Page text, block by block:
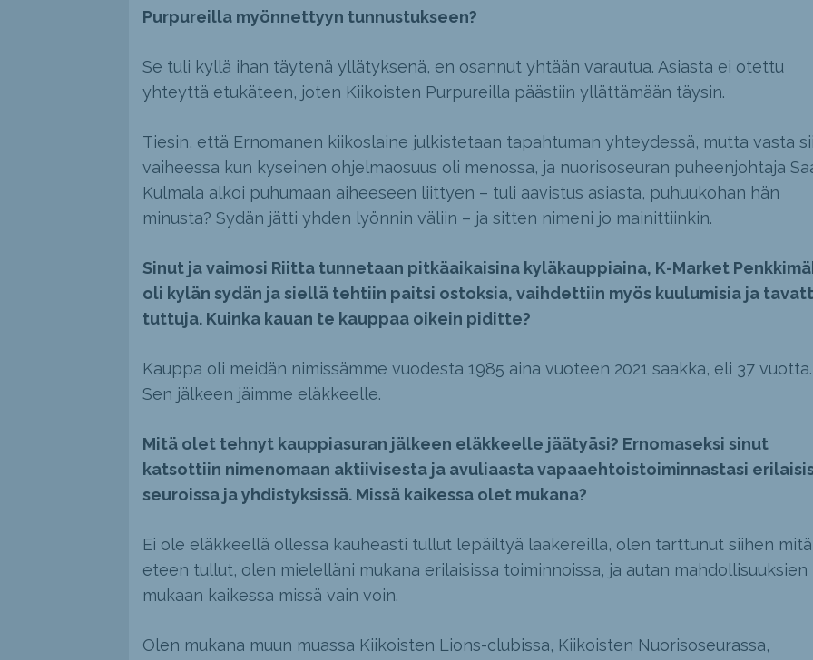
Purpureilla myönnettyyn tunnustukseen?
Se tuli kyllä ihan täytenä yllätyksenä, en osannut yhtään varautua. Asiasta ei otettu
yhteyttä etukäteen, joten Kiikoisten Purpureilla päästiin yllättämään täysin.
Tiesin, että Ernomanen kiikoslaine julkistetaan tapahtuman yhteydessä, mutta vasta
vaiheessa kun kyseinen ohjelmaosuus oli menossa, ja nuorisoseuran puheenjohtaja
Kulmala alkoi puhumaan aiheeseen liittyen – tuli aavistus asiasta, puhuukohan hän
minusta? Sydän jätti yhden lyönnin väliin – ja sitten nimeni jo mainittiinkin.
Sinut ja vaimosi Riitta tunnetaan pitkäaikaisina kyläkauppiaina, K-Market
oli kylän sydän ja siellä tehtiin paitsi ostoksia, vaihdettiin myös kuulumisia ja
tuttuja. Kuinka kauan te kauppaa oikein piditte?
Kauppa oli meidän nimissämme vuodesta 1985 aina vuoteen 2021 saakka, eli 37 vuotta.
Sen jälkeen jäimme eläkkeelle.
Mitä olet tehnyt kauppiasuran jälkeen eläkkeelle jäätyäsi? Ernomaseksi sinut
katsottiin nimenomaan aktiivisesta ja avuliaasta vapaaehtoistoiminnastasi
seuroissa ja yhdistyksissä. Missä kaikessa olet mukana?
Ei ole eläkkeellä ollessa kauheasti tullut lepäiltyä laakereilla, olen tarttunut siihen
eteen tullut, olen mielelläni mukana erilaisissa toiminnoissa, ja autan mahdollisuuksien
mukaan kaikessa missä vain voin.
Olen mukana muun muassa Kiikoisten Lions-clubissa, Kiikoisten Nuorisoseurassa,